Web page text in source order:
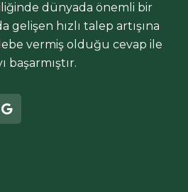
dünyada önemli bir
gelişen hızlı talep artışına
vermiş olduğu cevap ile
başarmıştır.